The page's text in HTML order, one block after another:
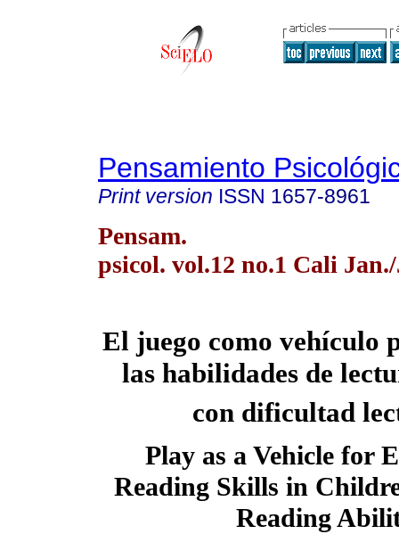
Pensamiento
Print version ISSN 1657-8961
Pensam.
psicol. vol.12 no.1 Cali
El juego como vehículo
las habilidades de
con dificultad
Play as a Vehicle for
Reading Skills in
Reading